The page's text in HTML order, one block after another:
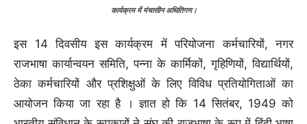
कार्यक्रम में मंचासीन अथितिगण।
इस 14 दिवसीय इस कार्यक्रम में परियोजना कर्मचारियों, नगर
राजभाषा कार्यान्वयन समिति, पन्ना के कार्मिकों, गृहिणियों, विद्यार्थियों,
ठेका कर्मचारियों और प्रशिक्षुओं के लिए विविध प्रतियोगिताओं का
आयोजन किया जा रहा है । ज्ञात हो कि 14 सितंबर, 1949 को